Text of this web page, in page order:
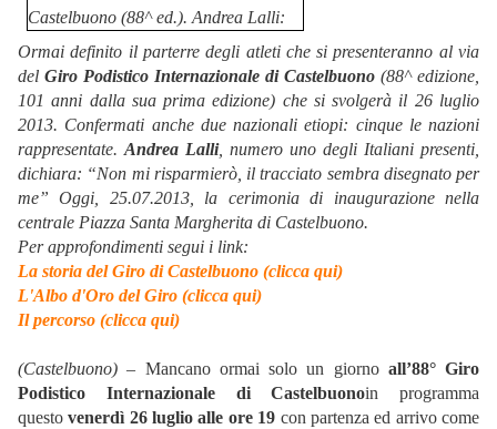
Ormai definito il parterre degli atleti che si presenteranno al via
del Giro Podistico Internazionale di Castelbuono (88^ edizione,
101 anni dalla sua prima edizione) che si svolgerà il 26 luglio
2013. Confermati anche due nazionali etiopi: cinque le nazioni
rappresentate. Andrea Lalli, numero uno degli Italiani presenti,
dichiara: “Non mi risparmierò, il tracciato sembra disegnato per
me” Oggi, 25.07.2013, la cerimonia di inaugurazione nella
centrale Piazza Santa Margherita di Castelbuono.
Per approfondimenti segui i link:
La storia del Giro di Castelbuono (clicca qui)
L'Albo d'Oro del Giro (clicca qui)
Il percorso (clicca qui)
(Castelbuono) – Mancano ormai solo un giorno all’88° Giro
Podistico Internazionale di Castelbuonoin programma
questovenerdì 26 luglio alle ore 19 con partenza ed arrivo come